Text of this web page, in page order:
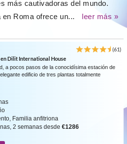
más cautivadoras del mundo.
Roma ofrece un...
leer más »
(61)
Dilit International House
a pocos pasos de la conocidísima estación de
edificio de tres plantas totalmente
Familia anfitriona
2 semanas desde €1286